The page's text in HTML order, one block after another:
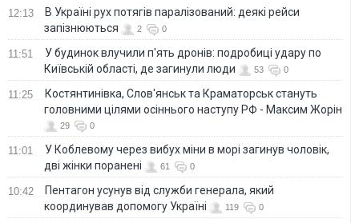
12:13
В Україні рух потягів паралізований: деякі рейси
запізнюються
2 0
11:51
У будинок влучили п'ять дронів: подробиці удару по
Київській області, де загинули люди
53 0
11:25
Костянтинівка, Слов'янськ та Краматорськ стануть
головними цілями осіннього наступу РФ - Максим Жорін
29 0
11:01
У Коблевому через вибух міни в морі загинув чоловік,
дві жінки поранені
61 0
10:42
Пентагон усунув від служби генерала, який
координував допомогу Україні
119 0